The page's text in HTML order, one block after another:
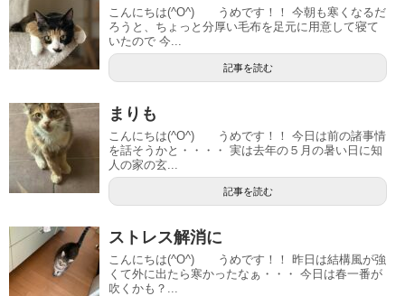
こんにちは(^O^) うめです！！ 今朝も寒くなるだ
ろうと、ちょっと分厚い毛布を足元に用意して寝て
いたので 今...
記事を読む
まりも
こんにちは(^O^) うめです！！ 今日は前の諸事情
を話そうかと・・・・ 実は去年の５月の暑い日に知
人の家の玄...
記事を読む
ストレス解消に
こんにちは(^O^) うめです！！ 昨日は結構風が強
くて外に出たら寒かったなぁ・・・ 今日は春一番が
吹くかも？...